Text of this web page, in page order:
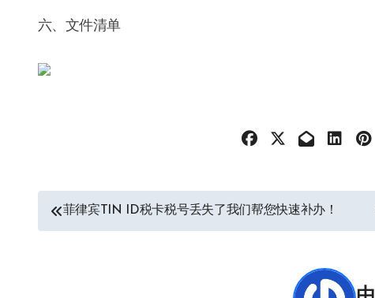
六、文件清单
文菲律宾TIN ID税卡税号丢失了我们帮您快速补办！